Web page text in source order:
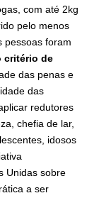
com até 2kg
pelo menos
pessoas foram
critério de
das penas e
das
redutores
chefia de lar,
idosos
Unidas sobre
a ser